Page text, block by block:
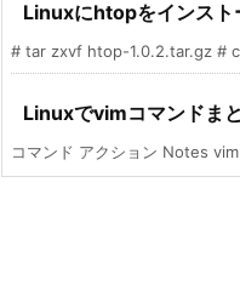
Linuxにhtopをインスト
# tar zxvf htop-1.0.2.tar.gz #
Linuxでvimコマンドま
コマンド アクション Notes